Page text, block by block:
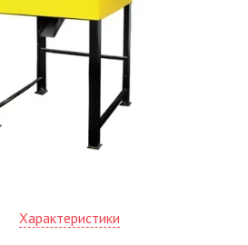
Характеристики